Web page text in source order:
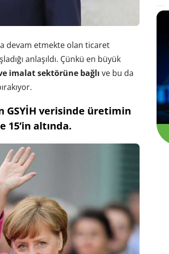
devam etmekte olan ticaret
anlaşıldı. Çünkü en büyük
imalat sektörüne bağlı ve bu da
GSYİH verisinde üretimin
15’in altında.